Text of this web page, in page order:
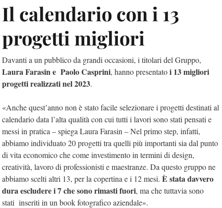
Il calendario con i 13
progetti migliori
Davanti a un pubblico da grandi occasioni, i titolari del Gruppo,
Laura Farasin e Paolo Casprini, hanno presentatoi 13 migliori
progetti realizzati nel 2023.
«Anche quest’anno non è stato facile selezionare i progetti destinati al
calendario data l’alta qualità con cui tutti i lavori sono stati pensati e
messi in pratica – spiega Laura Farasin – Nel primo step, infatti,
abbiamo individuato 20 progetti tra quelli più importanti sia dal punto
di vita economico che come investimento in termini di design,
creatività, lavoro di professionisti e maestranze. Da questo gruppo ne
abbiamo scelti altri 13, per la copertina e i 12 mesi. È stata davvero
dura escludere i 7 che sono rimasti fuori, ma che tuttavia sono
stati inseriti in un book fotografico aziendale».